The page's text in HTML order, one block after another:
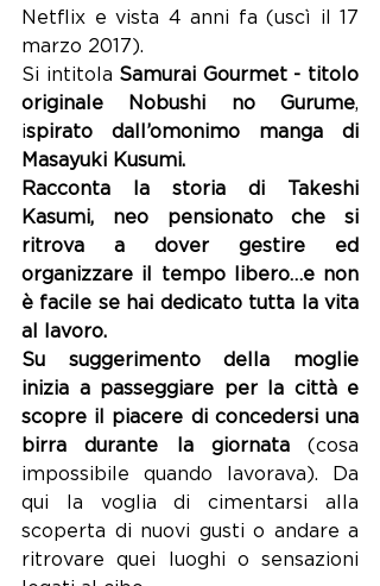
Netflix e vista 4 anni fa (uscì il 17
marzo 2017).
Si intitola Samurai Gourmet - titolo
originale Nobushi no Gurume,
ispirato dall’omonimo manga di
Masayuki Kusumi.
Racconta la storia di Takeshi
Kasumi, neo pensionato che si
ritrova a dover gestire ed
organizzare il tempo libero…e non
è facile se hai dedicato tutta la vita
al lavoro.
Su suggerimento della moglie
inizia a passeggiare per la città e
scopre il piacere di concedersi una
birra durante la giornata (cosa
impossibile quando lavorava). Da
qui la voglia di cimentarsi alla
scoperta di nuovi gusti o andare a
ritrovare quei luoghi o sensazioni